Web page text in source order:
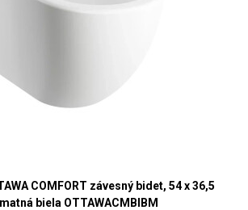
COMFORT závesný bidet, 54 x 36,5
biela OTTAWACMBIBM